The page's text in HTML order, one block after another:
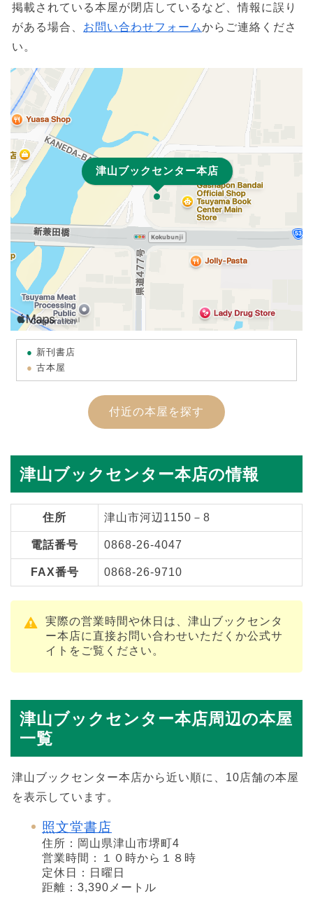
掲載されている本屋が閉店しているなど、情報に誤り
がある場合、 お問い合わせフォームからご連絡くださ
い。
津山ブックセンター本店
新刊書店
古本屋
付近の本屋を探す
津山ブックセンター本店の情報
住所 津山市河辺1150－8
電話番号 0868-26-4047
FAX番号 0868-26-9710
実際の営業時間や休日は、津山ブックセンタ
ー本店に直接お問い合わせいただくか公式サ
イトをご覧ください。
津山ブックセンター本店周辺の本屋
一覧
津山ブックセンター本店から近い順に、10店舗の本屋
を表示しています。
照文堂書店
住所：岡山県津山市堺町4
営業時間：１０時から１８時
定休日：日曜日
距離：3,390メートル